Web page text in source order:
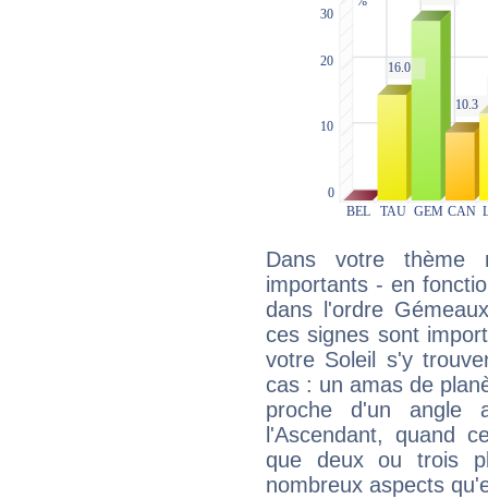
Dans votre thème
importants - en
dans l'ordre
ces signes sont
votre Soleil s'y
cas : un amas de
proche d'un
l'Ascendant, quand
que deux ou trois
nombreux aspects